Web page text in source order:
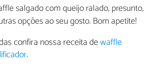
salgado com queijo ralado, presunto,
opções ao seu gosto. Bom apetite!
confira nossa receita dewaffle
.